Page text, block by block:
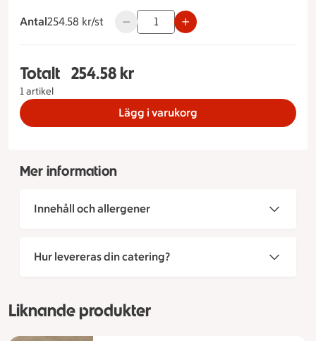
Antal
254.58 kronor styck
254.58 kr/st Använd knapparna för att minska
Totalt
1 artikel
Totalt 1 stycken Pink Lady Storlek på tårta 8
254.58 kr
Lägg i varukorg
Mer information
Innehåll och allergener
Hur levereras din catering?
Liknande produkter